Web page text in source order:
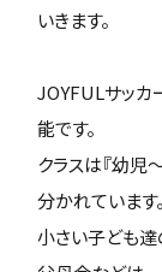
いきます。
JOYFULサッカ
能です。
クラスは『幼児
分かれています。
小さい子ども達